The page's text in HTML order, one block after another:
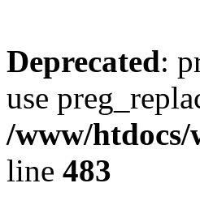
Deprecated:
use
/www/
line 483